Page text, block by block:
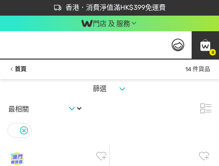
香港．消費淨值滿HK$399免運費
立即成為易賞錢會員盡享獨家優惠
首次APP下單買滿$450 輸入 NEWAPP 即減$50
門店 及 服務
0
首頁 14 件貨品
篩選